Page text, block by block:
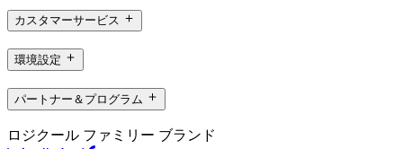
カスタマーサービス
環境設定
パートナー＆プログラム
ロジクール ファミリー ブランド